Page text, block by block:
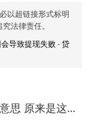
以超链接形式标明
法律责任。
导致提现失败-贷
个人还款行为已超限定标准是什么意思 原来是这个意思